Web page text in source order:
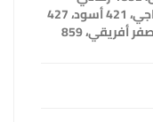
ستورم، 412 عاجي، 421 أسود، 427
أرجواني، 469 أصفر أفريقي، 859